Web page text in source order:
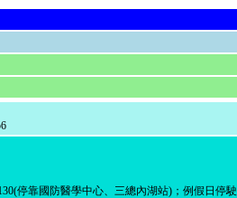
停靠國防醫學中心、三總內湖站)；例假日停駛